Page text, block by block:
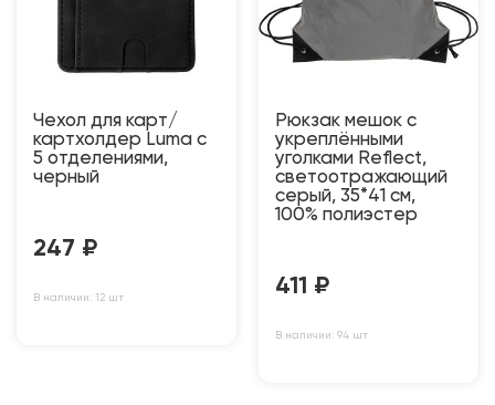
Чехол для карт/
картхолдер Luma с
5 отделениями,
черный
247 ₽
В наличии: 12 шт
Рюкзак мешок с
укреплёнными
уголками Reflect,
светоотражающий
серый, 35*41 см,
100% полиэстер
411 ₽
В наличии: 94 шт